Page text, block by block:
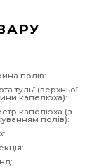
полів:
тульї (верхньої
капелюха):
капелюха (з
полів):